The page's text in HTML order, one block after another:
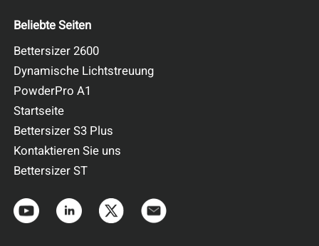
Beliebte Seiten
Bettersizer 2600
Dynamische Lichtstreuung
PowderPro A1
Startseite
Bettersizer S3 Plus
Kontaktieren Sie uns
Bettersizer ST